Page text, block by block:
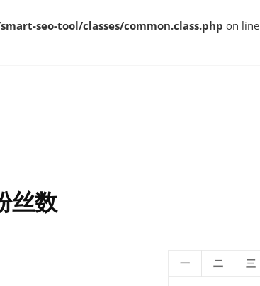
seo-tool/classes/common.class.php on line
丝数
一 二 三